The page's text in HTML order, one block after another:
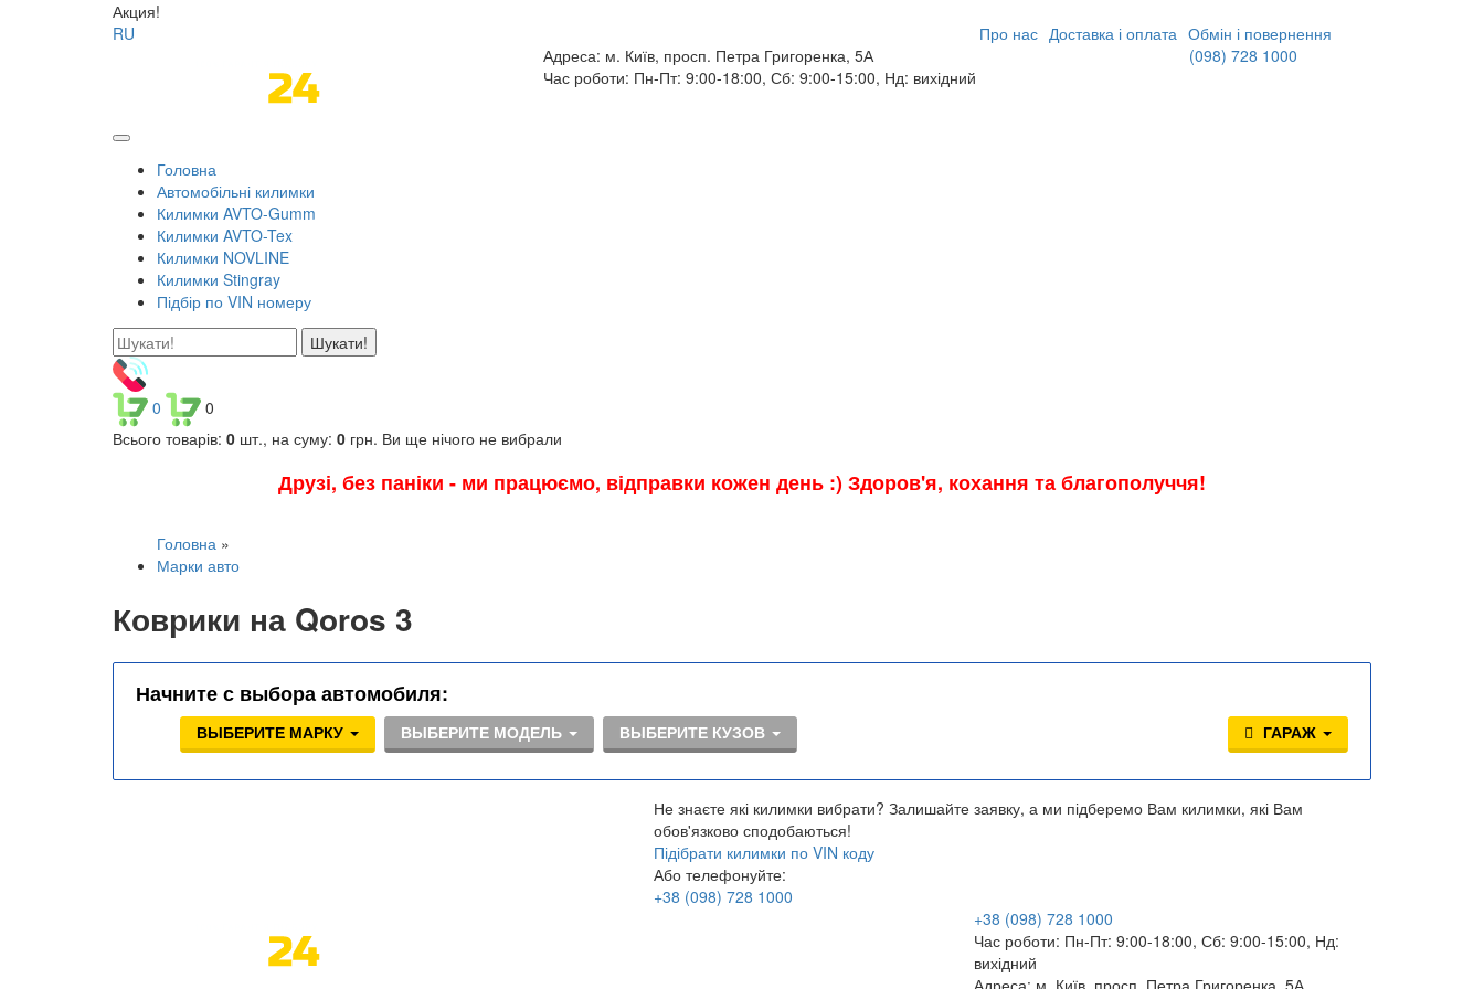
Акция!
RU
Про нас Доставка і оплата Обмін і повернення
Адреса: м. Київ, просп. Петра Григоренка, 5А
Час роботи: Пн-Пт: 9:00-18:00, Сб: 9:00-15:00, Нд: вихідний
(098) 728 1000
Головна
Автомобільні килимки
Килимки AVTO-Gumm
Килимки AVTO-Tex
Килимки NOVLINE
Килимки Stingray
Підбір по VIN номеру
Шукати!
0
0
Всього товарів: 0 шт., на суму: 0 грн. Ви ще нічого не вибрали
Друзі, без паніки - ми працюємо, відправки кожен день :) Здоров'я, кохання та благополуччя!
Головна »
Марки авто
Коврики на Qoros 3
Начните с выбора автомобиля:
ВЫБЕРИТЕ МАРКУ ВЫБЕРИТЕ МОДЕЛЬ ВЫБЕРИТЕ КУЗОВ ГАРАЖ
Не знаєте які килимки вибрати? Залишайте заявку, а ми підберемо Вам килимки, які Вам
обов'язково сподобаються!
Підібрати килимки по VIN коду
Або телефонуйте:
+38 (098) 728 1000
+38 (098) 728 1000
Час роботи: Пн-Пт: 9:00-18:00, Сб: 9:00-15:00, Нд:
вихідний
Адреса: м. Київ, просп. Петра Григоренка, 5А